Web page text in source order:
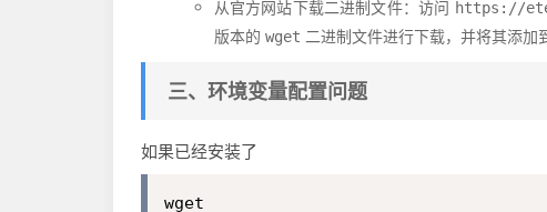
从官方网站下载二进制文件：访问 https://
版本的 wget 二进制文件进行下载，并将其添加
三、环境变量配置问题
如果已经安装了
wget